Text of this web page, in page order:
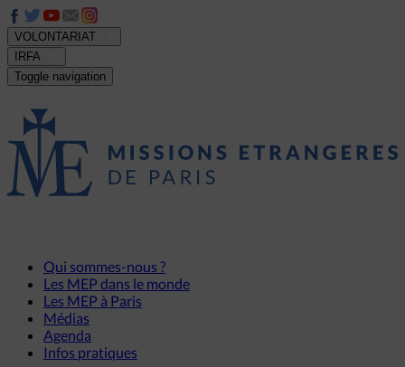
VOLONTARIAT
IRFA
Toggle navigation
Qui sommes-nous ?
Les MEP dans le monde
Les MEP à Paris
Médias
Agenda
Infos pratiques